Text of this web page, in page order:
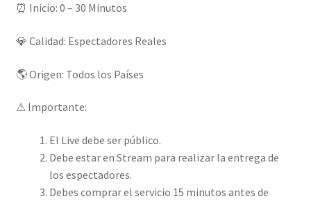
⏰ Inicio: 0 – 30 Minutos
💎 Calidad: Espectadores Reales
🌎 Origen: Todos los Países
⚠ Importante:
El Live debe ser público.
Debe estar en Stream para realizar la entrega de
los espectadores.
Debes comprar el servicio 15 minutos antes de